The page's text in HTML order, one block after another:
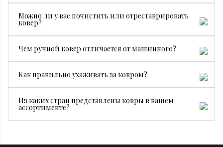
месяцев.
примерку, чтобы вы могли посмотреть, как он будет
Можно ли у вас почистить или отреставрировать
ковер?
реставрации ковров.
Чем ручной ковер отличается от машинного?
он долговечнее, ценнее и уникален. Машинные
ковры производятся серийно и стоят дешевле.
Как правильно ухаживать за ковром?
турбощетки и средств без хлора. При необходимости
Из каких стран представлены ковры в вашем
ассортименте?